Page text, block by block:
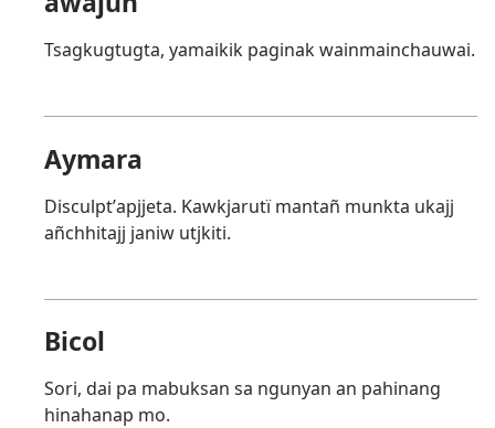
Tsagkugtugta, yamaikik paginak wainmainchauwai.
Aymara
Disculptʼapjjeta. Kawkjarutï mantañ munkta ukajj
añchhitajj janiw utjkiti.
Bicol
Sori, dai pa mabuksan sa ngunyan an pahinang
hinahanap mo.